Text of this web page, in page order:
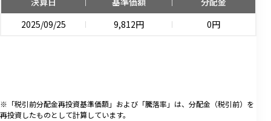
2025/09/25
9,812円 0円
※「税引前分配金再投資基準価額」および「騰落率」は、分配金（税引前）を
再投資したものとして計算しています。